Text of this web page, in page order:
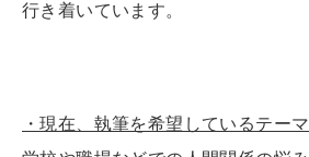
行き着いています。
・現在、執筆を希望しているテー